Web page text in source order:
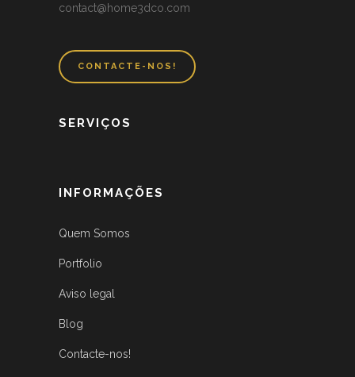
contact@home3dco.com
CONTACTE-NOS!
SERVIÇOS
INFORMAÇÕES
Quem Somos
Portfolio
Aviso legal
Blog
Contacte-nos!